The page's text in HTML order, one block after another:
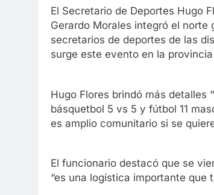
El Secretario de Deportes Hugo
Gerardo Morales integró el
secretarios de deportes de las
surge este evento en la
Hugo Flores brindó más detalles
básquetbol 5 vs 5 y fútbol 11
es amplio comunitario si se
El funcionario destacó que se
“es una logística importante que